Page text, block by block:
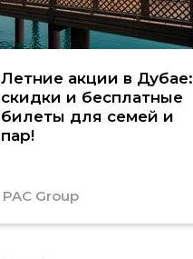
Летние акции в Дубае:
скидки и бесплатные
билеты для семей и
пар!
PAC Group